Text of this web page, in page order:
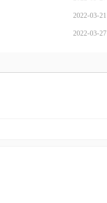
2022-03-21
2022-03-27